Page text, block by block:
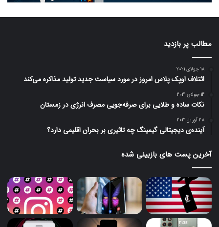
مطالب پر بازدید
18 جولای 2021
ائتلاف اوپک پلاس امروز در مورد سیاست جدید تولید مذاکره می‌کند
14 جولای 2021
نکات ساده و طلایی برای صرفه‌جویی مصرف انرژی در زمستان
28 آوریل 2021
آینده‌ی دیجیتالی گیمینگ چه تاثیری بر بحران اقلیمی دارد؟
آخرین پست های بازبینی شده